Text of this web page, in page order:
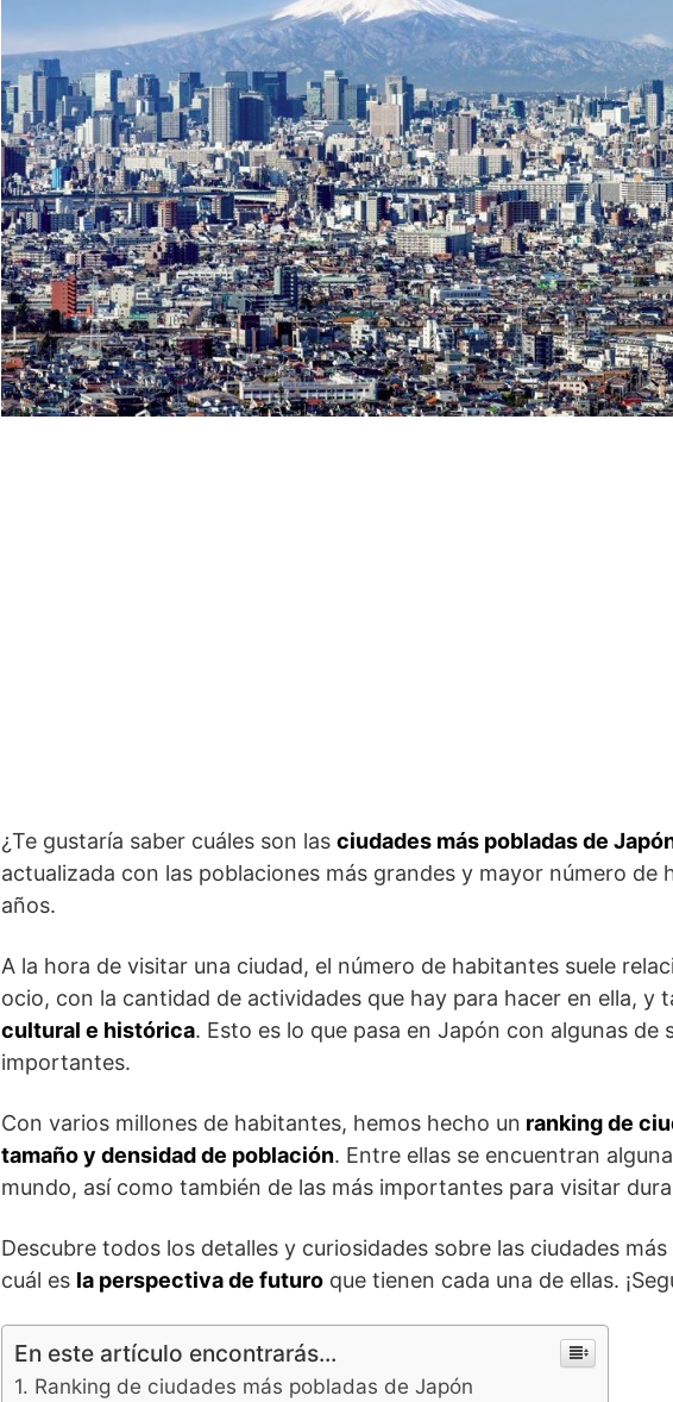
¿Te gustaría saber cuáles son las ciudades más pobladas de
actualizada con las poblaciones más grandes y mayor número de
años.
A la hora de visitar una ciudad, el número de habitantes suele
ocio, con la cantidad de actividades que hay para hacer en ella, y
cultural e histórica. Esto es lo que pasa en Japón con algunas de
importantes.
Con varios millones de habitantes, hemos hecho un ranking de
tamaño y densidad de población. Entre ellas se encuentran
mundo, así como también de las más importantes para visitar
Descubre todos los detalles y curiosidades sobre las ciudades
cuál es la perspectiva de futuro que tienen cada una de ellas.
En este artículo encontrarás...
Ranking de ciudades más pobladas de Japón